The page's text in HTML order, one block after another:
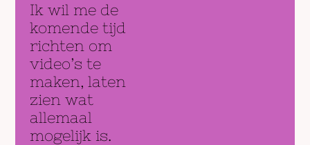
Ik wil me de
komende tijd
richten om
video’s te
maken, laten
zien wat
allemaal
mogelijk is.